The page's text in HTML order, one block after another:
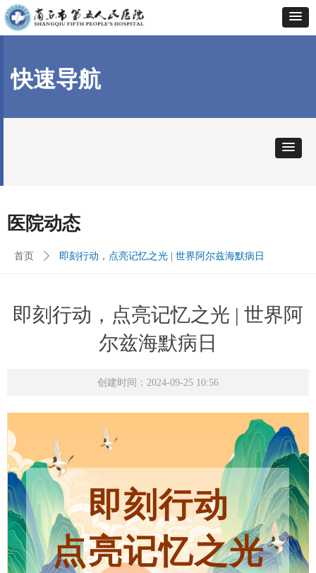
即刻行动，点亮记忆之光 | 世界阿
尔兹海默病日
创建时间： 2024-09-25 10:56
即刻行动
点亮记忆之光
医院动态
首页 ꄲ 即刻行动，点亮记忆之光 | 世界阿尔兹海默病日
快速导航